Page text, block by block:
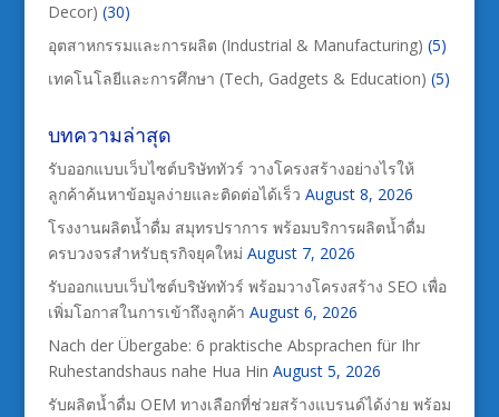
Decor) (30)
อุตสาหกรรมและการผลิต (Industrial & Manufacturing) (5)
เทคโนโลยีและการศึกษา (Tech, Gadgets & Education) (5)
บทความล่าสุด
รับออกแบบเว็บไซต์บริษัททัวร์ วางโครงสร้างอย่างไรให้
ลูกค้าค้นหาข้อมูลง่ายและติดต่อได้เร็ว August 8, 2026
โรงงานผลิตน้ำดื่ม สมุทรปราการ พร้อมบริการผลิตน้ำดื่ม
ครบวงจรสำหรับธุรกิจยุคใหม่ August 7, 2026
รับออกแบบเว็บไซต์บริษัททัวร์ พร้อมวางโครงสร้าง SEO เพื่อ
เพิ่มโอกาสในการเข้าถึงลูกค้า August 6, 2026
Nach der Übergabe: 6 praktische Absprachen für Ihr
Ruhestandshaus nahe Hua Hin August 5, 2026
รับผลิตน้ำดื่ม OEM ทางเลือกที่ช่วยสร้างแบรนด์ได้ง่าย พร้อม